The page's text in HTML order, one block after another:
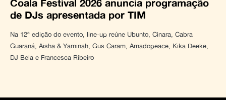
Coala Festival 2026 anuncia programação
de DJs apresentada por TIM
Na 12ª edição do evento, line-up reúne Ubunto, Cinara, Cabra
Guaraná, Aisha & Yaminah, Gus Caram, Amadopeace, Kika Deeke,
DJ Bela e Francesca Ribeiro